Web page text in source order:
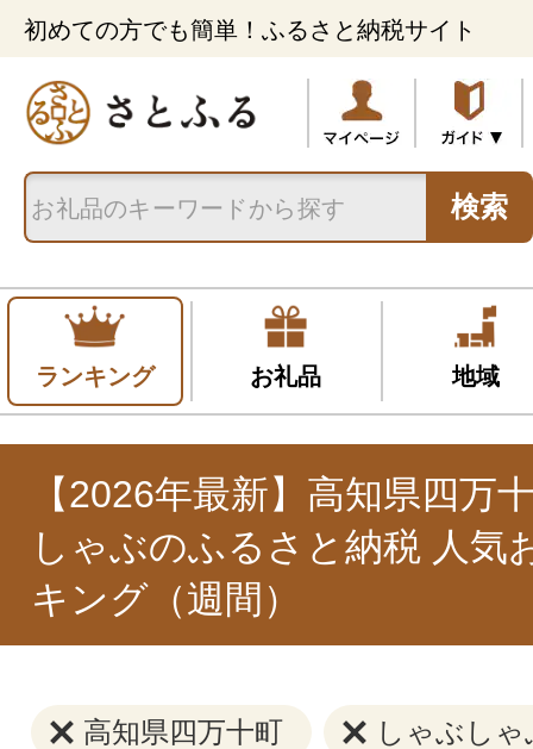
初めての方でも簡単！ふるさと納税サイト
検索
ランキング お礼品 地域
【2026年最新】高知県四万
しゃぶのふるさと納税 人気
キング（週間）
高知県四万十町 しゃぶしゃ